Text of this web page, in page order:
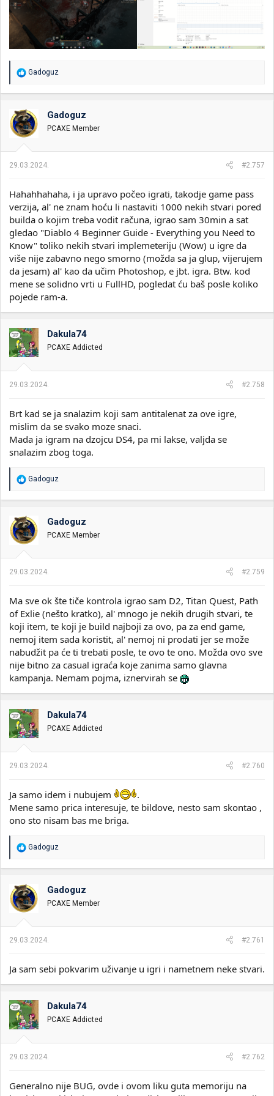
R
a
o
v
a
n
:
Gadoguz
Gadoguz
PCAXE Member
29.03.2024. #2.757
Hahahhahaha, i ja upravo počeo igrati, takodje game pass
verzija, al' ne znam hoću li nastaviti 1000 nekih stvari pored
builda o kojim treba vodit računa, igrao sam 30min a sat
gledao "Diablo 4 Beginner Guide - Everything you Need to
Know" toliko nekih stvari implemeteriju (Wow) u igre da
više nije zabavno nego smorno (možda sa ja glup, vijerujem
da jesam) al' kao da učim Photoshop, e jbt. igra. Btw. kod
mene se solidno vrti u FullHD, pogledat ću baš posle koliko
pojede ram-a.
Dakula74
PCAXE Addicted
29.03.2024. #2.758
Brt kad se ja snalazim koji sam antitalenat za ove igre,
mislim da se svako moze snaci.
Mada ja igram na dzojcu DS4, pa mi lakse, valjda se
snalazim zbog toga.
R
a
o
v
a
n
:
Gadoguz
Gadoguz
PCAXE Member
29.03.2024. #2.759
Ma sve ok šte tiče kontrola igrao sam D2, Titan Quest, Path
of Exlie (nešto kratko), al' mnogo je nekih drugih stvari, te
koji item, te koji je build najboji za ovo, pa za end game,
nemoj item sada koristit, al' nemoj ni prodati jer se može
nabudžit pa će ti trebati posle, te ovo te ono. Možda ovo sve
nije bitno za casual igraća koje zanima samo glavna
kampanja. Nemam pojma, iznervirah se
Dakula74
PCAXE Addicted
29.03.2024. #2.760
Ja samo idem i nubujem
.
Mene samo prica interesuje, te bildove, nesto sam skontao ,
ono sto nisam bas me briga.
R
a
o
v
a
n
:
Gadoguz
Gadoguz
PCAXE Member
29.03.2024. #2.761
Ja sam sebi pokvarim uživanje u igri i nametnem neke stvari.
Dakula74
PCAXE Addicted
29.03.2024. #2.762
Generalno nije BUG, ovde i ovom liku guta memoriju na